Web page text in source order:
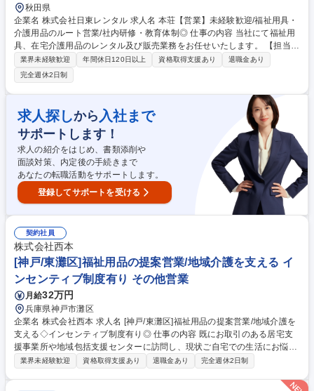
秋田県
企業名 株式会社日東レンタル 求人名 本荘【営業】未経験歓迎/福祉用具・
介護用品のルート営業/社内研修・教育体制◎ 仕事の内容 当社にて福祉用
具、在宅介護用品のレンタル及び販売業務をお任せいたします。 【担当顧
客】社会福祉協議会、福祉施設等 【商品】介護ベット、車いす等のレンタ
ル/ポータブルトイレ、入浴用椅子、手すり、スロープ等の販売 【入社後
の流れ】まずは先輩社員と同行し、業務を覚えていただきます。業界、職
種未経験で入社し、活躍している先輩社員も多数在籍！丁寧に指導育成い
たしますので安心してお仕事を覚えていただけます。入社後は福祉用具専
門相談員の資格を取得して頂きます。（費用は会社負担） 募集職種 本荘
【営業】未経験歓迎/福祉用具・介護用品のルート営業/社内研修・教育体
制◎
業界未経験歓迎 年間休日120日以上 資格取得支援あり
退職金あり
完全週休2日制
求人探しから 入社まで
サポートします！
求人の紹介をはじめ、書類添削や
面談対策、内定後の手続きまで
あなたの転職活動をサポートします。
登録してサポートを受ける
契約社員
株式会社西本
[神戸/東灘区]福祉用品の提案営業/地域介護を支える イ
ンセンティブ制度有り その他営業
月給32万円
兵庫県神戸市灘区
企業名 株式会社西本 求人名 [神戸/東灘区]福祉用品の提案営業/地域介護を
支える◇インセンティブ制度有り◎ 仕事の内容 既にお取引のある居宅支
援事業所や地域包括支援センターに訪問し、現状ご自宅での生活にお悩み
を抱えているご利用者様を紹介していただきます。長期研修制度がしっか
椅子、電動ベッドなどをはじめとする、様々な介護用品に関するレンタ
業界未経験歓迎 資格取得支援あり 退職金あり 完全週休2日制